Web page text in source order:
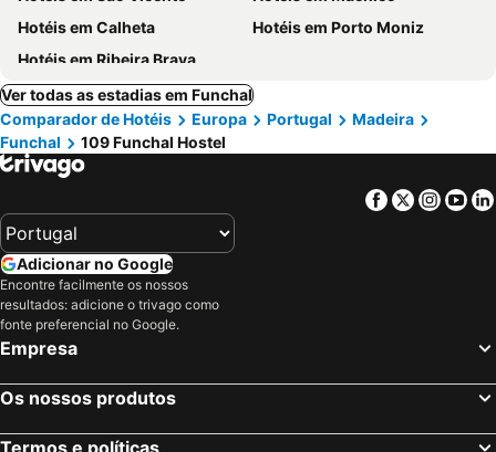
Hotéis em Calheta
Hotéis em Porto Moniz
Hotéis em Ribeira Brava
Ver todas as estadias em Funchal
Comparador de Hotéis
Europa Portugal
Madeira
Funchal
109 Funchal Hostel
Facebook
Twitter
Adicionar no Google
Encontre facilmente os nossos
resultados: adicione o trivago como
fonte preferencial no Google.
Empresa
Os nossos produtos
Termos e políticas